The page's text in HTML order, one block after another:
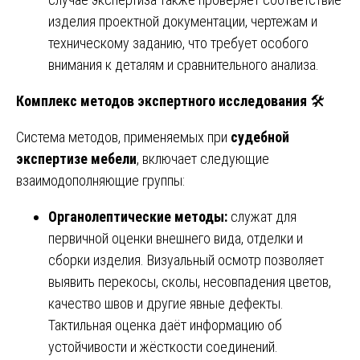
изделия проектной документации, чертежам и
техническому заданию, что требует особого
внимания к деталям и сравнительного анализа.
Комплекс методов экспертного исследования 🛠️
Система методов, применяемых при судебной
экспертизе мебели, включает следующие
взаимодополняющие группы:
Органолептические методы: служат для
первичной оценки внешнего вида, отделки и
сборки изделия. Визуальный осмотр позволяет
выявить перекосы, сколы, несовпадения цветов,
качество швов и другие явные дефекты.
Тактильная оценка даёт информацию об
устойчивости и жёсткости соединений.